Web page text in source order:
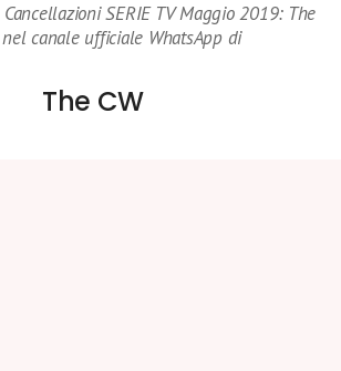
SERIE TV Maggio 2019: The
nel canale ufficiale WhatsApp di
The CW